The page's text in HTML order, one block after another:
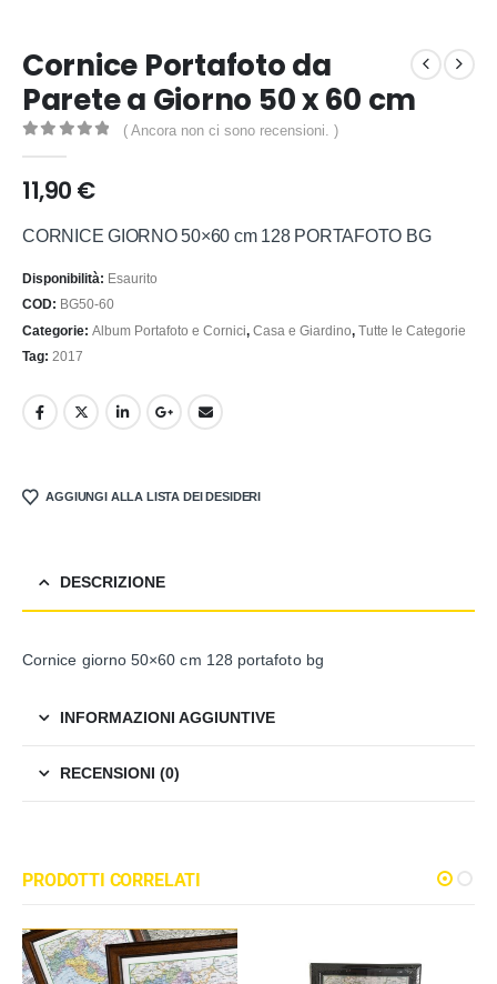
Cornice Portafoto da
Parete a Giorno 50 x 60 cm
( Ancora non ci sono recensioni. )
11,90 €
CORNICE GIORNO 50×60 cm 128 PORTAFOTO BG
Disponibilità: Esaurito
COD: BG50-60
Categorie: Album Portafoto e Cornici, Casa e Giardino, Tutte le Categorie
Tag: 2017
AGGIUNGI ALLA LISTA DEI DESIDERI
DESCRIZIONE
Cornice giorno 50×60 cm 128 portafoto bg
INFORMAZIONI AGGIUNTIVE
RECENSIONI (0)
PRODOTTI CORRELATI